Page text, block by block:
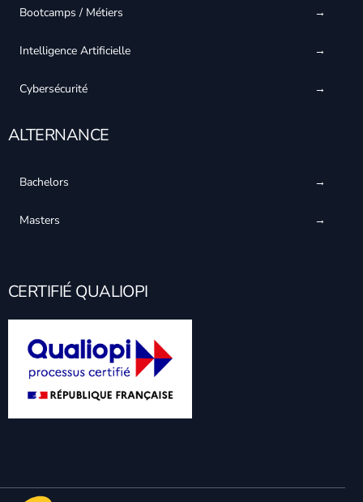
Bootcamps / Métiers
Intelligence Artificielle
Cybersécurité
ALTERNANCE
Bachelors
Masters
CERTIFIÉ QUALIOPI